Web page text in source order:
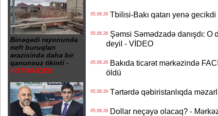
Binəqədi rayonunda
neft buruqları
ərazisində daha bir
qanunsuz tikinti -
FOTO/VİDEO
05.08.26Tbilisi-Bakı qatarı yenə gecikdi
05.08.26Şəmsi Səmədzadə danışdı: O
deyil - VİDEO
05.08.26Bakıda ticarət mərkəzində
öldü
05.08.26Tərtərdə qəbiristanlıqda
05.08.26Dollar neçəyə olacaq? -